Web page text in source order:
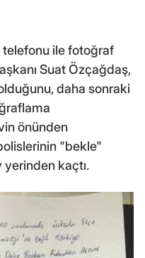
telefonu ile fotoğraf
Suat Özçağdaş,
daha sonraki
önünden
"bekle"
yerinden kaçtı.